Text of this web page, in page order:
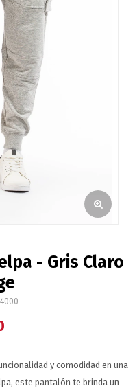
- Gris Claro
y comodidad en una
este pantalón te brinda un